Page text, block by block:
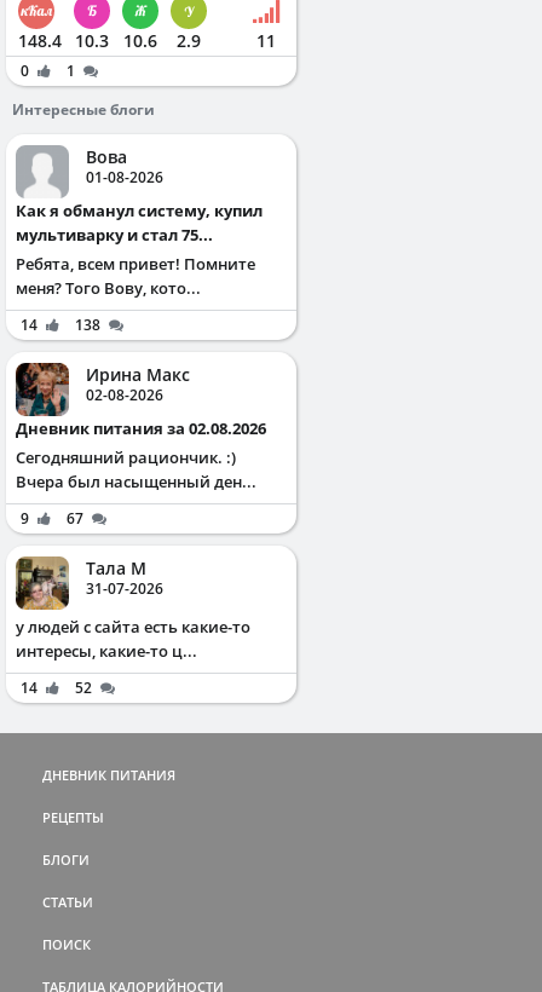
148.4 10.3 10.6 2.9 11
0
1
Интересные блоги
Вова
01-08-2026
Как я обманул систему, купил
мультиварку и стал 75...
Ребята, всем привет! Помните
меня? Того Вову, кото...
14 138
Ирина Макс
02-08-2026
Дневник питания за 02.08.2026
Сегодняшний рациончик. :)
Вчера был насыщенный ден...
9 67
Тала М
31-07-2026
у людей с сайта есть какие-то
интересы, какие-то ц...
14 52
ДНЕВНИК ПИТАНИЯ
РЕЦЕПТЫ
БЛОГИ
СТАТЬИ
ПОИСК
ТАБЛИЦА КАЛОРИЙНОСТИ